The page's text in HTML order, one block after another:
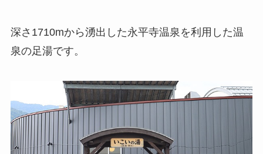
深さ1710mから湧出した永平寺温泉を利用した温
泉の足湯です。